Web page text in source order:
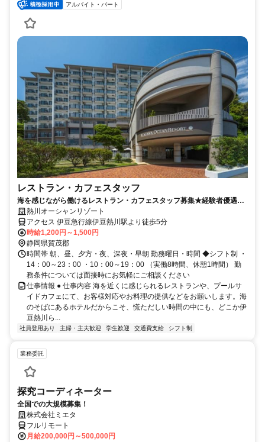
アルバイト・パート
レストラン・カフェスタッフ
海を感じながら働けるレストラン・カフェスタッフ募集★経験者優遇・
未経験者歓迎
熱川オーシャンリゾート
アクセス 伊豆急行線伊豆熱川駅より徒歩5分
時給1,200円～1,500円
静岡県賀茂郡
時間帯 朝、昼、夕方・夜、深夜・早朝 勤務曜日・時間 ◆シフト制 ・
14：00～23：00 ・10：00～19：00 （実働8時間、休憩1時間） 勤
務条件については面接時にお気軽にご相談ください
仕事情報 ● 仕事内容 海を近くに感じられるレストランや、プールサ
イドカフェにて、お客様対応やお料理の提供などをお願いします。海
のそばにあるホテルだからこそ、慌ただしい時間の中にも、どこか伊
豆熱川ら...
社員登用あり 主婦・主夫歓迎 学生歓迎 交通費支給 シフト制
業務委託
探究コーディネーター
全国での大規模募集！
株式会社ミエタ
フルリモート
月給200,000円～500,000円